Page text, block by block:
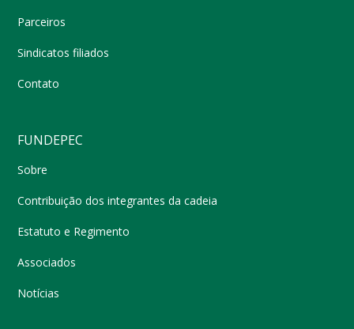
Parceiros
Sindicatos filiados
Contato
FUNDEPEC
Sobre
Contribuição dos integrantes da cadeia
Estatuto e Regimento
Associados
Notícias